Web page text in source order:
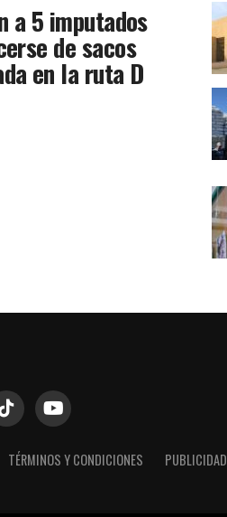
a 5 imputados
de sacos
en la ruta D
TÉRMINOS Y CONDICIONES PUBLICIDAD